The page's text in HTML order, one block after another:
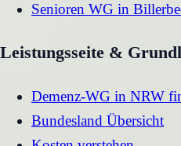
Senioren WG in
Leistungsseite &
Demenz-WG in NRW
Bundesland Übersicht